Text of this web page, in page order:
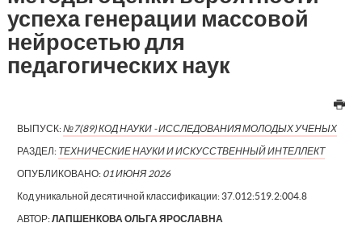
успеха генерации массовой
нейросетью для
педагогических наук
ВЫПУСК:№7(89) КОД НАУКИ - ИССЛЕДОВАНИЯ МОЛОДЫХ УЧЕНЫХ
РАЗДЕЛ: ТЕХНИЧЕСКИЕ НАУКИ И ИСКУССТВЕННЫЙ ИНТЕЛЛЕКТ
ОПУБЛИКОВАНО: 01 ИЮНЯ 2026
Код уникальной десятичной классификации: 37.012:519.2:004.8
АВТОР:ЛАПШЕНКОВА ОЛЬГА ЯРОСЛАВНА